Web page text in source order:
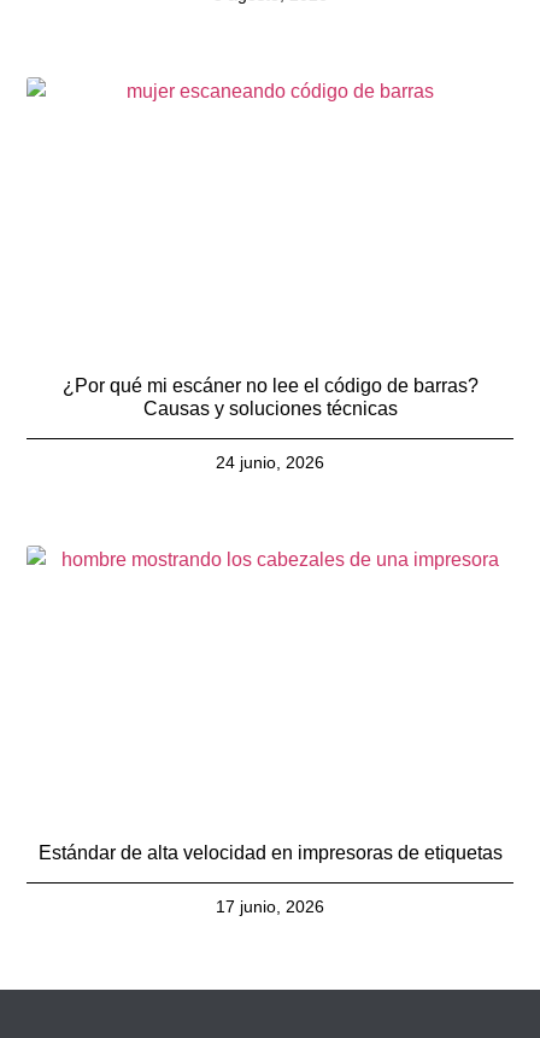
¿Por qué mi escáner no lee el código de barras?
Causas y soluciones técnicas
24 junio, 2026
Estándar de alta velocidad en impresoras de etiquetas
17 junio, 2026